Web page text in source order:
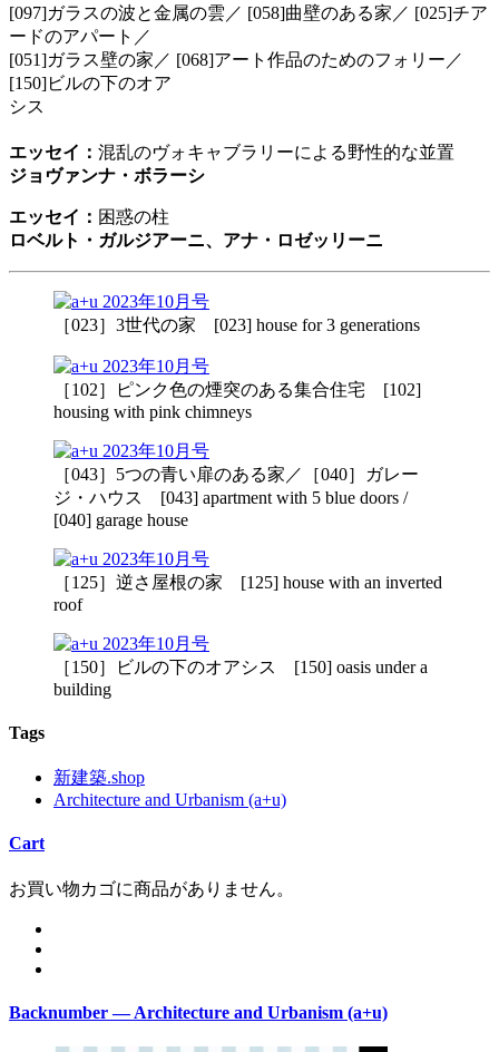
[097]ガラスの波と金属の雲／ [058]曲壁のある家／ [025]チア
ードのアパート／
[051]ガラス壁の家／ [068]アート作品のためのフォリー／
[150]ビルの下のオア
シス
エッセイ： 混乱のヴォキャブラリーによる野性的な並置
ジョヴァンナ・ボラーシ
エッセイ： 困惑の柱
ロベルト・ガルジアーニ、アナ・ロゼッリーニ
［023］3世代の家 [023] house for 3 generations
［102］ピンク色の煙突のある集合住宅 [102]
housing with pink chimneys
［043］5つの青い扉のある家／［040］ガレー
ジ・ハウス [043] apartment with 5 blue doors /
[040] garage house
［125］逆さ屋根の家 [125] house with an inverted
roof
［150］ビルの下のオアシス [150] oasis under a
building
Tags
新建築.shop
Architecture and Urbanism (a+u)
Cart
お買い物カゴに商品がありません。
Backnumber — Architecture and Urbanism (a+u)